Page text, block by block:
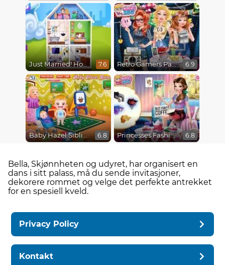
Just Married! Home Deco 7.6 Retro Gamers Party 6.9
Baby Hazel Sibling Surprise 6.8 Princesses Fashion Over Coffee 6.8
Bella, Skjønnheten og udyret, har organisert en
dans i sitt palass, må du sende invitasjoner,
dekorere rommet og velge det perfekte antrekket
for en spesiell kveld.
Privacy Policy
Kontakt